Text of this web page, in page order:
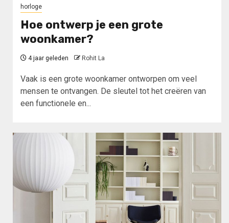
horloge
Hoe ontwerp je een grote
woonkamer?
4 jaar geleden Rohit La
Vaak is een grote woonkamer ontworpen om veel
mensen te ontvangen. De sleutel tot het creëren van
een functionele en...